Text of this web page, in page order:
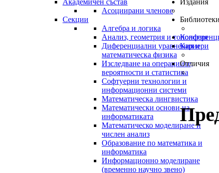
Академичен състав
Асоциирани членове
Секции
Алгебра и логика
Анализ, геометрия и топология
Диференциални уравнения и
математическа физика
Изследване на операциите,
вероятности и статистика
Софтуерни технологии и
информационни системи
Математическа лингвистика
Математически основи на
информатиката
Математическо моделиране и
числен анализ
Образование по математика и
информатика
Информационно моделиране
(временно научно звено)
Издания
Кариери
Отличия